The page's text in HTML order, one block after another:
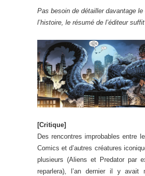
Pas besoin de détailler davantage le
l’histoire, le résumé de l’éditeur
[Critique]
Des rencontres improbables entre
Comics et d’autres créatures
plusieurs (Aliens et Predator par
reparlera), l’an dernier il y avait